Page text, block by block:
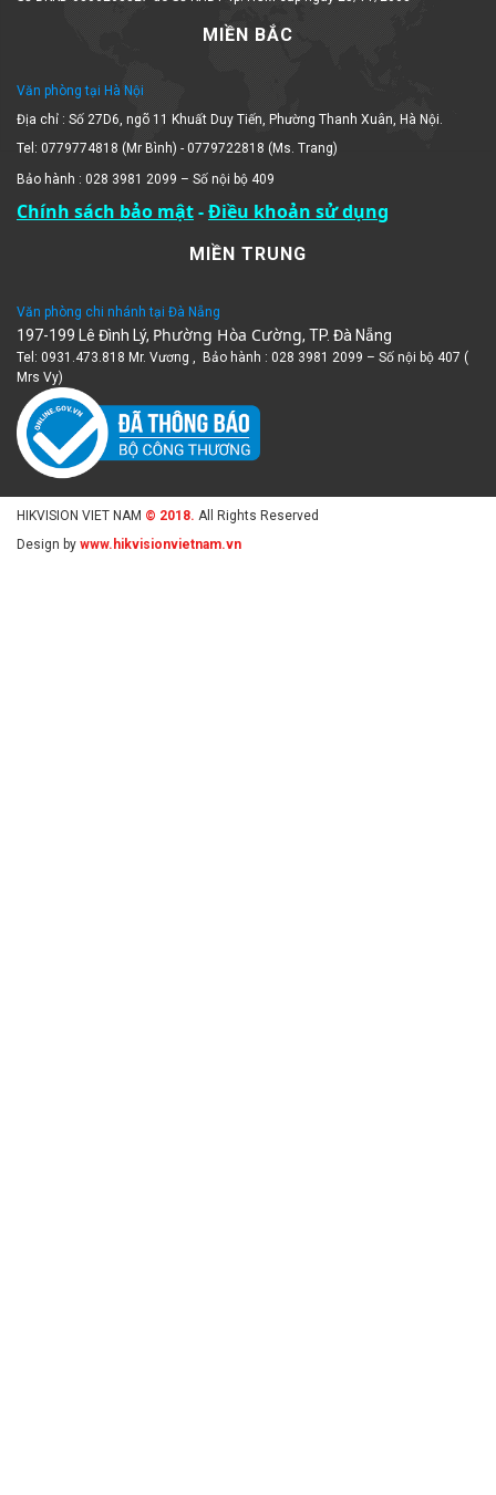
MIỀN BẮC
Văn phòng tại Hà Nội
Địa chỉ : Số 27D6, ngõ 11 Khuất Duy Tiến, Phường Thanh Xuân, Hà Nội.
Tel: 0779774818 (Mr Bình) - 0779722818 (Ms. Trang)
Bảo hành : 028 3981 2099 – Số nội bộ 409
Chính sách bảo mật-Điều khoản sử dụng
MIỀN TRUNG
Văn phòng chi nhánh tại Đà Nẵng
197-199 Lê Đình Lý, Phường Hòa Cường, TP. Đà Nẵng
Tel: 0931.473.818 Mr. Vương , Bảo hành : 028 3981 2099 – Số nội bộ 407 (
Mrs Vy)
HIKVISION VIET NAM © 2018. All Rights Reserved
Design by www.hikvisionvietnam.vn